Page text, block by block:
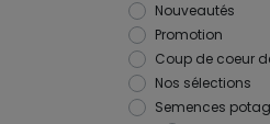
Nouveautés
Promotion
Coup de coeur
Nos sélections
Semences